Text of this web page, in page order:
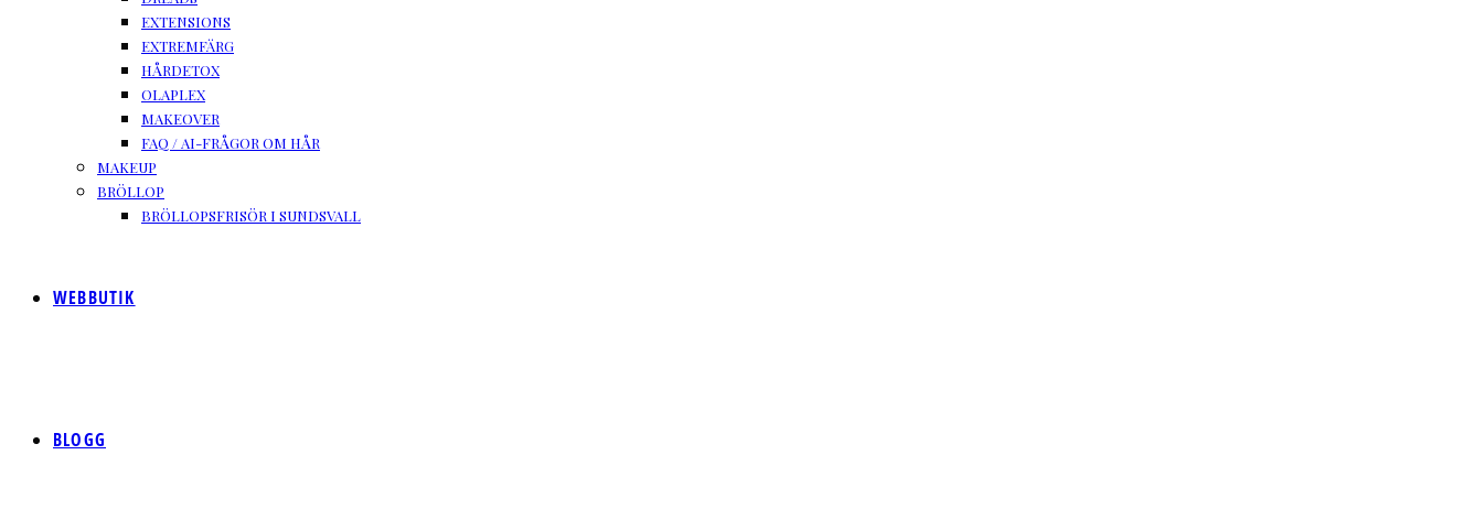
EXTENSIONS
EXTREMFÄRG
HÅRDETOX
OLAPLEX
MAKEOVER
FAQ / AI-FRÅGOR OM HÅR
MAKEUP
BRÖLLOP
BRÖLLOPSFRISÖR I SUNDSVALL
WEBBUTIK
BLOGG